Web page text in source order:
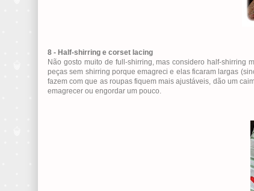
8 - Half-shirring e corset lacing
Não gosto muito de full-shirring, mas considero half-shirring
peças sem shirring porque emagreci e elas ficaram largas
fazem com que as roupas fiquem mais ajustáveis, dão um
emagrecer ou engordar um pouco.